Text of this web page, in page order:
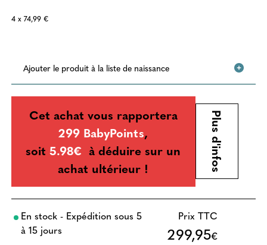
4 x 74,99 €
Ajouter le produit à la liste de naissance
Cet achat vous rapportera
299 BabyPoints,
soit5.98€ à déduire sur un
achat ultérieur !
Plus d'infos
En stock - Expédition sous 5
à 15 jours
Prix TTC
299,95€